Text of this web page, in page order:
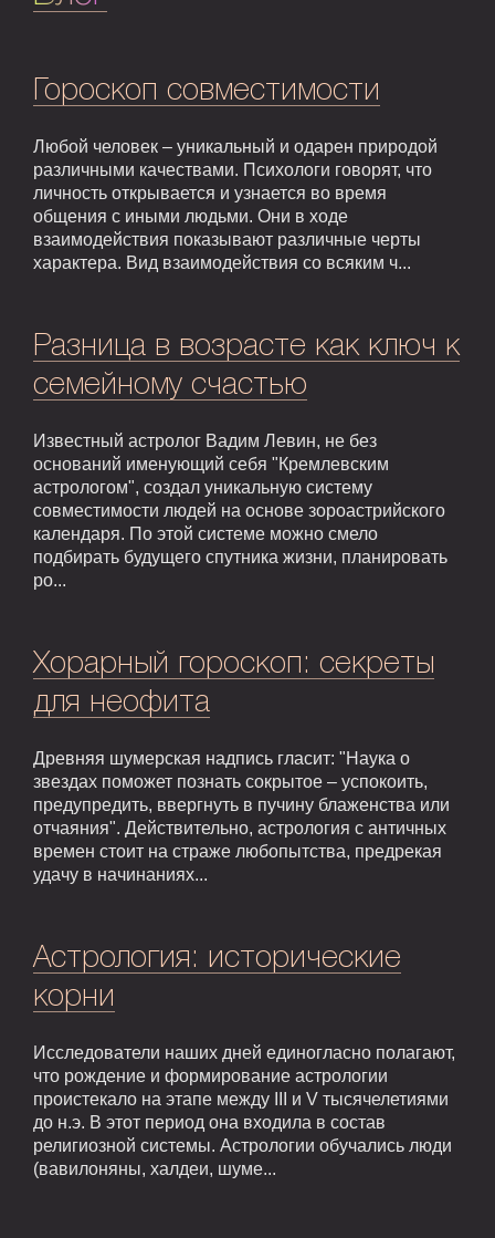
Гороскоп совместимости
Любой человек – уникальный и одарен природой
различными качествами. Психологи говорят, что
личность открывается и узнается во время
общения с иными людьми. Они в ходе
взаимодействия показывают различные черты
характера. Вид взаимодействия со всяким ч...
Разница в возрасте как ключ к
семейному счастью
Известный астролог Вадим Левин, не без
оснований именующий себя "Кремлевским
астрологом", создал уникальную систему
совместимости людей на основе зороастрийского
календаря. По этой системе можно смело
подбирать будущего спутника жизни, планировать
ро...
Хорарный гороскоп: секреты
для неофита
Древняя шумерская надпись гласит: "Наука о
звездах поможет познать сокрытое – успокоить,
предупредить, ввергнуть в пучину блаженства или
отчаяния". Действительно, астрология с античных
времен стоит на страже любопытства, предрекая
удачу в начинаниях...
Астрология: исторические
корни
Исследователи наших дней единогласно полагают,
что рождение и формирование астрологии
проистекало на этапе между III и V тысячелетиями
до н.э. В этот период она входила в состав
религиозной системы. Астрологии обучались люди
(вавилоняны, халдеи, шуме...